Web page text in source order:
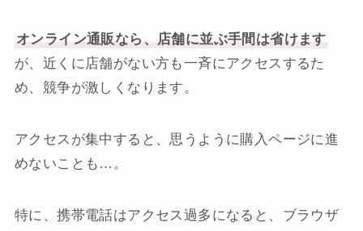
オンライン通販なら、店舗に並ぶ手間は省けます
が、近くに店舗がない方も一斉にアクセスするた
め、競争が激しくなります。
アクセスが集中すると、思うように購入ページに進
めないことも…。
特に、携帯電話はアクセス過多になると、ブラウザ